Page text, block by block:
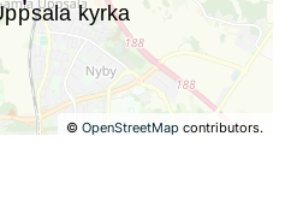
©OpenStreetMap contributors.